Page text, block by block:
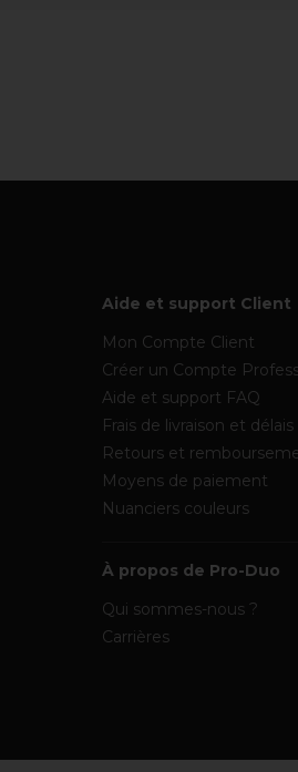
Aide et support Client
Mon Compte Client
Créer un Compte
Aide et support FAQ
Frais de livraison et délais
Retours et
Moyens de paiement
Nuanciers couleurs
À propos de Pro-Duo
Qui sommes-nous ?
Carrières